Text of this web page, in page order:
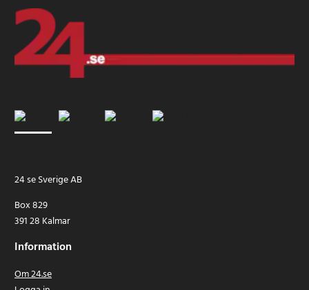
24 se Sverige AB
Box 829
391 28 Kalmar
Information
Om 24.se